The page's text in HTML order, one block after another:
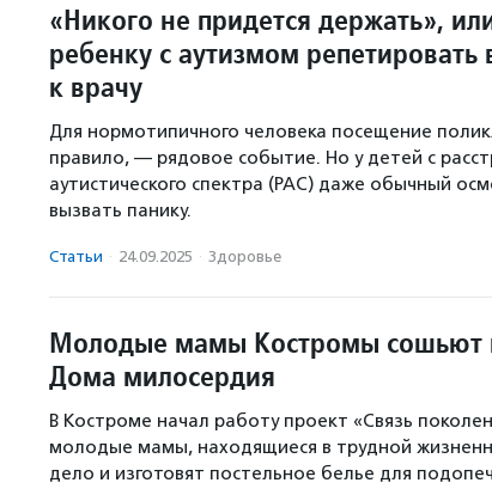
«Никого не придется держать»,
ребенку с аутизмом репетировать
к врачу
Для нормотипичного человека посещение
правило, — рядовое событие. Но у детей с
аутистического спектра (РАС) даже обычный
вызвать панику.
Статьи · 24.09.2025 · Здоровье
Молодые мамы Костромы сошьют
Дома милосердия
В Костроме начал работу проект «Связь
молодые мамы, находящиеся в трудной
дело и изготовят постельное белье для